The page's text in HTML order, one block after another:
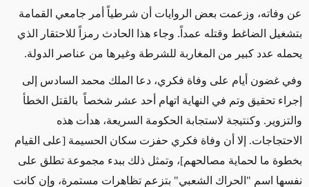
عن وفاته، وزعمت بعض الروايات أن شرطياً أمر جامعي القمامة
بتشغيل الضاغط وقتله عمداً. وجاء هذا الحادث رمزاً للاحتقار الذي
يحمله عدد كبير من المغاربة للشرطة وغيرها من عناصر الدولة.
وفي غضون أيام على وفاة فكري، دعا الملك محمد السادس إلى
إجراء تحقيق وتم في النهاية اتهام أحد عشر شخصاً بالقتل الخطأ
والتزوير. وكنتيجة لاستجابة الحكومة السريعة، هدأت هذه
الاحتجاجات. إلا أن وفاة فكري حفزت سكان الحسيمة [على القيام
بخطوة ما لحماية مصالحهم]، وتمثل ذلك ببدء مجموعة تطلق على
نفسها اسم "الحراك الشعبي" بتزعم تظاهرات مستمرة، وإن كانت